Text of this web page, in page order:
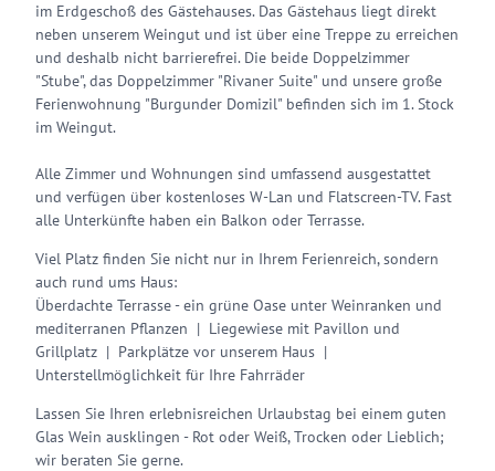
im Erdgeschoß des Gästehauses. Das Gästehaus liegt direkt
neben unserem Weingut und ist über eine Treppe zu erreichen
und deshalb nicht barrierefrei. Die beide Doppelzimmer
"Stube", das Doppelzimmer "Rivaner Suite" und unsere große
Ferienwohnung "Burgunder Domizil" befinden sich im 1. Stock
im Weingut.
Alle Zimmer und Wohnungen sind umfassend ausgestattet
und verfügen über kostenloses W-Lan und Flatscreen-TV. Fast
alle Unterkünfte haben ein Balkon oder Terrasse.
Viel Platz finden Sie nicht nur in Ihrem Ferienreich, sondern
auch rund ums Haus:
Überdachte Terrasse - ein grüne Oase unter Weinranken und
mediterranen Pflanzen | Liegewiese mit Pavillon und
Grillplatz | Parkplätze vor unserem Haus |
Unterstellmöglichkeit für Ihre Fahrräder
Lassen Sie Ihren erlebnisreichen Urlaubstag bei einem guten
Glas Wein ausklingen - Rot oder Weiß, Trocken oder Lieblich;
wir beraten Sie gerne.